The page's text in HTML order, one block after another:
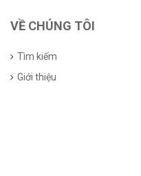
VỀ CHÚNG TÔI
Tìm kiếm
Giới thiệu